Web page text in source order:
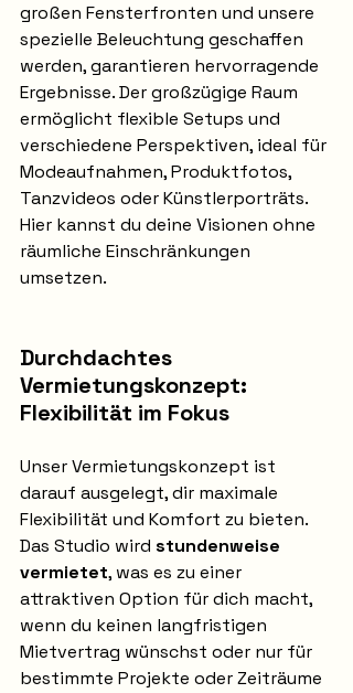
großen Fensterfronten und unsere
spezielle Beleuchtung geschaffen
werden, garantieren hervorragende
Ergebnisse. Der großzügige Raum
ermöglicht flexible Setups und
verschiedene Perspektiven, ideal für
Modeaufnahmen, Produktfotos,
Tanzvideos oder Künstlerporträts.
Hier kannst du deine Visionen ohne
räumliche Einschränkungen
umsetzen.
Durchdachtes
Vermietungskonzept:
Flexibilität im Fokus
Unser Vermietungskonzept ist
darauf ausgelegt, dir maximale
Flexibilität und Komfort zu bieten.
Das Studio wird stundenweise
vermietet, was es zu einer
attraktiven Option für dich macht,
wenn du keinen langfristigen
Mietvertrag wünschst oder nur für
bestimmte Projekte oder Zeiträume